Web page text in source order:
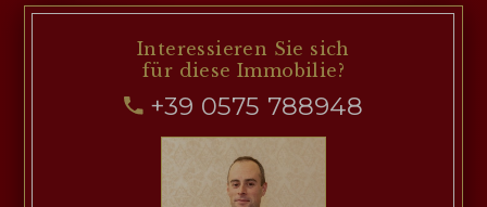
Interessieren Sie sich
für diese Immobilie?
+39 0575 788948